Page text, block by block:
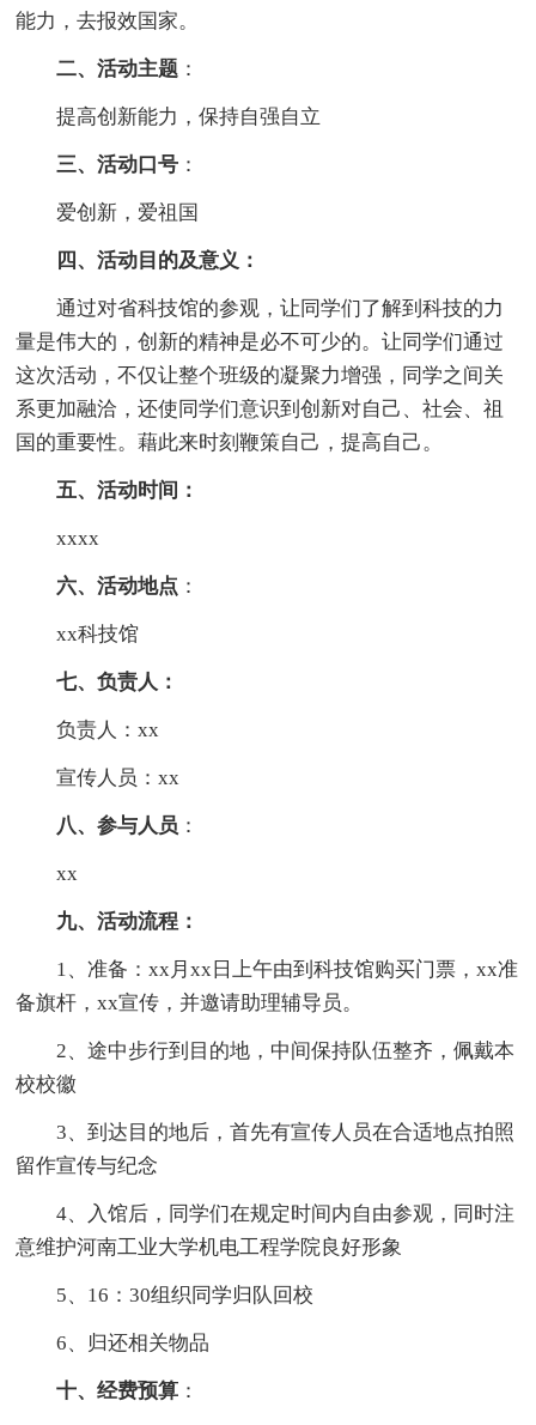
能力，去报效国家。
二、活动主题 ：
提高创新能力，保持自强自立
三、活动口号 ：
爱创新，爱祖国
四、活动目的及意义：
通过对省科技馆的参观，让同学们了解到科技的力
量是伟大的，创新的精神是必不可少的。让同学们通过
这次活动，不仅让整个班级的凝聚力增强，同学之间关
系更加融洽，还使同学们意识到创新对自己、社会、祖
国的重要性。藉此来时刻鞭策自己，提高自己。
五、活动时间：
xxxx
六、活动地点 ：
xx科技馆
七、负责人：
负责人：xx
宣传人员：xx
八、参与人员 ：
xx
九、活动流程：
1、准备：xx月xx日上午由到科技馆购买门票，xx准
备旗杆，xx宣传，并邀请助理辅导员。
2、途中步行到目的地，中间保持队伍整齐，佩戴本
校校徽
3、到达目的地后，首先有宣传人员在合适地点拍照
留作宣传与纪念
4、入馆后，同学们在规定时间内自由参观，同时注
意维护河南工业大学机电工程学院良好形象
5、16：30组织同学归队回校
6、归还相关物品
十、经费预算 ：